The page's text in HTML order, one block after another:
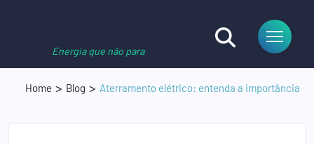
Energia que não para
Home Blog Aterramento elétrico: entenda a importância